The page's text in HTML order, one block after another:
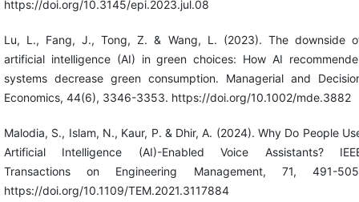
https://doi.org/10.3145/epi.2023.jul.08
Lu, L., Fang, J., Tong, Z. & Wang, L. (2023). The downside
artificial intelligence (AI) in green choices: How AI
systems decrease green consumption. Managerial and
Economics, 44(6), 3346-3353. https://doi.org/10.1002/mde.3882
Malodia, S., Islam, N., Kaur, P. & Dhir, A. (2024). Why Do People
Artificial Intelligence (AI)-Enabled Voice Assistants?
Transactions on Engineering Management, 71, 491-
https://doi.org/10.1109/TEM.2021.3117884